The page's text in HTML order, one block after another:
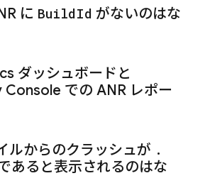
に BuildId がないのはな
ダッシュボードと
での ANR レポー
ルからのクラッシュが .
あると表示されるのはな